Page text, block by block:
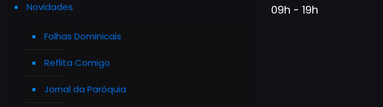
Novidades
Folhas Dominicais
Reflita Comigo
Jornal da Paróquia
09h - 19h